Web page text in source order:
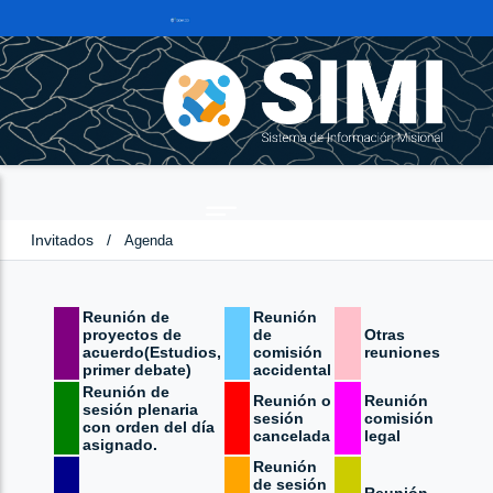
Invitados / Agenda
Reunión de
proyectos de
acuerdo(Estudios,
primer debate)
Reunión
de
comisión
accidental
Otras
reuniones
Reunión de
sesión plenaria
con orden del día
asignado.
Reunión o
sesión
cancelada
Reunión
comisión
legal
Reunión
de sesión